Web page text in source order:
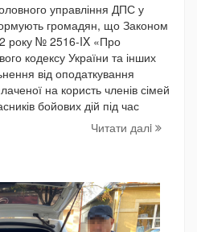
управління ДПС у
громадян, що Законом
року № 2516-IX «Про
кодексу України та інших
від оподаткування
на користь членів сімей
бойових дій під час
Читати далi